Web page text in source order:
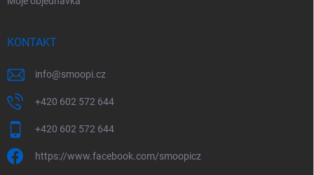
KONTAKT
info@smoopi.cz
+420 602 572 644
+420 602 572 644
https://www.facebook.com/smoopicz